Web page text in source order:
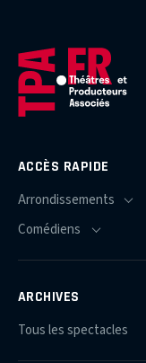
ACCÈS RAPIDE
ARCHIVES
Tous les spectacles